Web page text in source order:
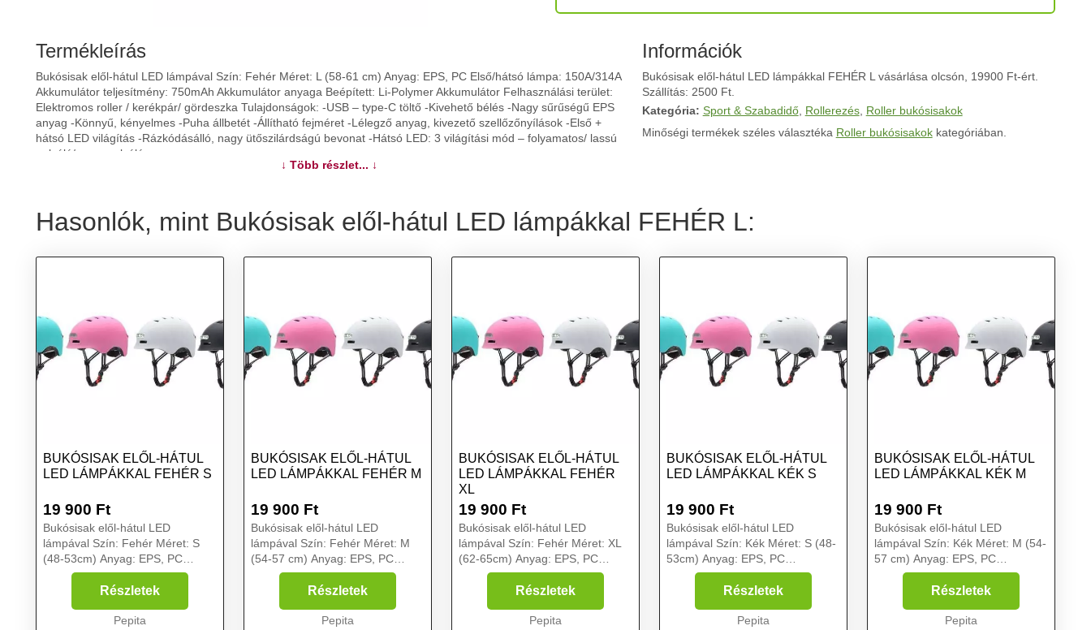
Termékleírás
Bukósisak elől-hátul LED lámpával Szín: Fehér Méret: L (58-61 cm) Anyag: EPS, PC Első/hátsó lámpa: 150A/314A
Akkumulátor teljesítmény: 750mAh Akkumulátor anyaga Beépített: Li-Polymer Akkumulátor Felhasználási terület:
Elektromos roller / kerékpár/ gördeszka Tulajdonságok: -USB – type-C töltő -Kivehető bélés -Nagy sűrűségű EPS
anyag -Könnyű, kényelmes -Puha állbetét -Állítható fejméret -Lélegző anyag, kivezető szellőzőnyílások -Első +
hátsó LED világítás -Rázkódásálló, nagy ütőszilárdságú bevonat -Hátsó LED: 3 világítási mód – folyamatos/ lassú
pulzáló/gyors pulzáló
↓ Több részlet... ↓
Információk
Bukósisak elől-hátul LED lámpákkal FEHÉR L vásárlása olcsón, 19900 Ft-ért.
Szállítás: 2500 Ft.
Kategória: Sport & Szabadidő, Rollerezés, Roller bukósisakok
Minőségi termékek széles választéka Roller bukósisakokkategóriában.
Hasonlók, mint Bukósisak elől-hátul LED lámpákkal FEHÉR L:
BUKÓSISAK ELŐL-HÁTUL
LED LÁMPÁKKAL FEHÉR S
19 900 Ft
Bukósisak elől-hátul LED
lámpával Szín: Fehér Méret: S
(48-53cm) Anyag: EPS, PC
Első/hátsó lámpa: 150A/314A
Akkumulátor teljesítmény:
750mAh Akkumulátor anyaga
Beépített: Li-Polymer
Részletek
Pepita
BUKÓSISAK ELŐL-HÁTUL
LED LÁMPÁKKAL FEHÉR M
19 900 Ft
Bukósisak elől-hátul LED
lámpával Szín: Fehér Méret: M
(54-57 cm) Anyag: EPS, PC
Első/hátsó lámpa: 150A/314A
Akkumulátor teljesítmény:
750mAh Akkumulátor anyaga
Beépített: Li-Polymer
Részletek
Pepita
BUKÓSISAK ELŐL-HÁTUL
LED LÁMPÁKKAL FEHÉR
XL
19 900 Ft
Bukósisak elől-hátul LED
lámpával Szín: Fehér Méret: XL
(62-65cm) Anyag: EPS, PC
Első/hátsó lámpa: 150A/314A
Akkumulátor teljesítmény:
750mAh Akkumulátor anyaga
Beépített: Li-Polymer
Részletek
Pepita
BUKÓSISAK ELŐL-HÁTUL
LED LÁMPÁKKAL KÉK S
19 900 Ft
Bukósisak elől-hátul LED
lámpával Szín: Kék Méret: S (48-
53cm) Anyag: EPS, PC
Első/hátsó lámpa: 150A/314A
Akkumulátor teljesítmény:
750mAh Akkumulátor anyaga
Beépített: Li-Polymer
Részletek
Pepita
BUKÓSISAK ELŐL-HÁTUL
LED LÁMPÁKKAL KÉK M
19 900 Ft
Bukósisak elől-hátul LED
lámpával Szín: Kék Méret: M (54-
57 cm) Anyag: EPS, PC
Első/hátsó lámpa: 150A/314A
Akkumulátor teljesítmény:
750mAh Akkumulátor anyaga
Beépített: Li-Polymer
Részletek
Pepita